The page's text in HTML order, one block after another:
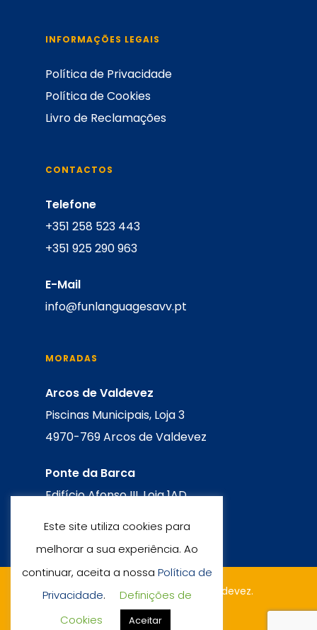
INFORMAÇÕES LEGAIS
Política de Privacidade
Política de Cookies
Livro de Reclamações
CONTACTOS
Telefone
+351 258 523 443
+351 925 290 963
E-Mail
info@funlanguagesavv.pt
MORADAS
Arcos de Valdevez
Piscinas Municipais, Loja 3
4970-769 Arcos de Valdevez
Ponte da Barca
Edifício Afonso III, Loja 1AD
© 2026 Fun Languages Arcos de Valdevez.
Serifa
Este site utiliza cookies para
melhorar a sua experiência. Ao
continuar, aceita a nossa Política de
Privacidade.
Definições de
Cookies
Aceitar